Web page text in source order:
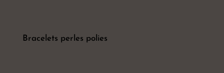
Bracelets perles polies